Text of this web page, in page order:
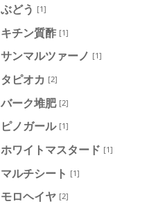
ぶどう [1]
キチン質酢 [1]
サンマルツァーノ [1]
タピオカ [2]
バーク堆肥 [2]
ピノガール [1]
ホワイトマスタード [1]
マルチシート [1]
モロヘイヤ [2]